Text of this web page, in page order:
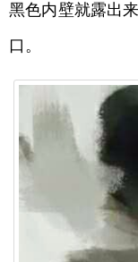
黑色内壁就露出
口。